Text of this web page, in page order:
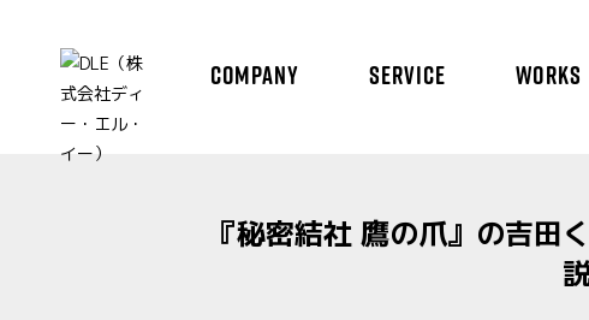
COMPANY SERVICE WORKS
『秘密結社 鷹の爪』の吉田